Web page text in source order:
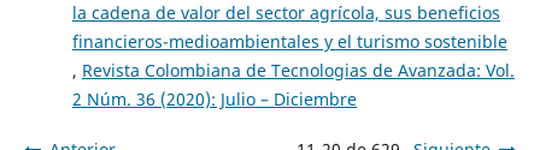
la cadena de valor del sector agrícola, sus beneficios
financieros-medioambientales y el turismo sostenible
, Revista Colombiana de Tecnologias de Avanzada: Vol.
2 Núm. 36 (2020): Julio – Diciembre